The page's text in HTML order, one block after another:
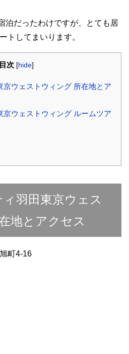
泊だったわけですが、とても居
トしてまいります。
目次 [hide]
京ウェストウィング 所在地とア
京ウェストウィング ルームツア
羽田東京ウェス
地とアクセス
町4-16